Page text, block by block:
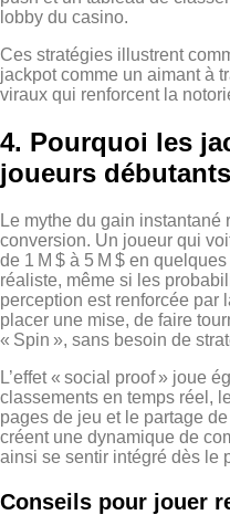
lobby du casino.
Ces stratégies illustrent
jackpot comme un aimant à
viraux qui renforcent la
4. Pourquoi les
joueurs débutants
Le mythe du gain
conversion. Un joueur qui
de 1 M $ à 5 M $ en
réaliste, même si les
perception est renforcée par
placer une mise, de faire
« Spin », sans besoin de
L’effet « social proof » joue
classements en temps réel,
pages de jeu et le partage
créent une dynamique de
ainsi se sentir intégré dès le
Conseils pour jouer